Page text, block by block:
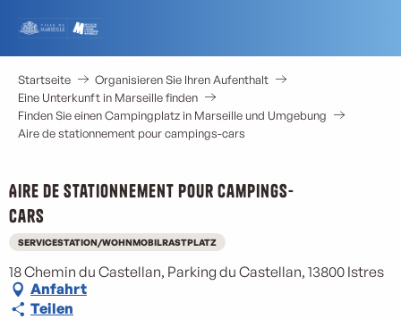
contenu
principal
Startseite
Organisieren Sie Ihren Aufenthalt
Eine Unterkunft in Marseille finden
Finden Sie einen Campingplatz in Marseille und Umgebung
Aire de stationnement pour campings-cars
Aire de stationnement pour campings-
cars
SERVICESTATION/WOHNMOBILRASTPLATZ
18 Chemin du Castellan, Parking du Castellan, 13800 Istres
Anfahrt
Teilen